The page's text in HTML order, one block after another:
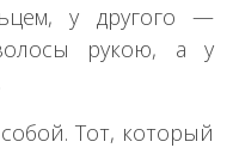
у другого —
рукою, а у
Тот, который